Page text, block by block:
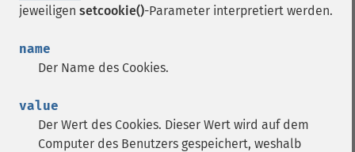
jeweiligen setcookie()-Parameter interpretiert werden.
name
Der Name des Cookies.
value
Der Wert des Cookies. Dieser Wert wird auf dem
Computer des Benutzers gespeichert, weshalb